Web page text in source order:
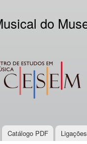
do
Catálogo PDF